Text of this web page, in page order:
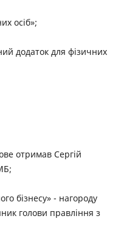
осіб»;
додаток для фізичних
отримав Сергій
бізнесу» - нагороду
голови правління з